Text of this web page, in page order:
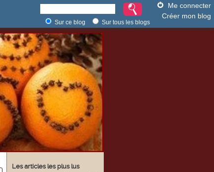
Me connecter
Créer mon blog
Sur ce blog Sur tous les blogs
Les articles les plus lus